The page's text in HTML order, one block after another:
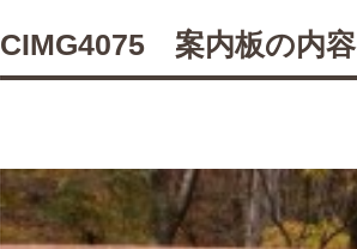
CIMG4075 案内板の内容